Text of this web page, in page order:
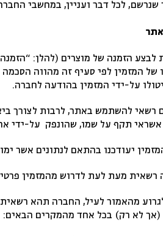
שנרשם, לכל דבר ועניין, במחשבי
לבצע הזמנה של מוצרים (להלן:
על-ידי המזמין בהודעה לחברה.
אשראי תקף על שמו, שהונפק על-ידי
יעודכנו בהתאם לנתונים אשר
רשאית מעת לעת לדרוש מהמזמין פרטי
מהאמור לעיל, החברה תהא
(אך לא רק) בכל אחד מהמקרים הבאים: